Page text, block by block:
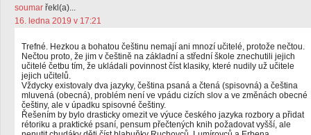
soumar řekl(a)...
16. ledna 2019 v 17:21
Trefné. Hezkou a bohatou češtinu nemají ani mnozí učitelé, protože nečtou.
Nečtou proto, že jim v češtině na základní a střední škole znechutili jejich
učitelé četbu tím, že ukládali povinnost číst klasiky, které nudily už učitele
jejich učitelů.
Vždycky existovaly dva jazyky, čeština psaná a čtená (spisovná) a čeština
mluvená (obecná), problém není ve vpádu cizích slov a ve změnách obecné
češtiny, ale v úpadku spisovné češtiny.
Řešením by bylo drasticky omezit ve výuce českého jazyka rozbory a přidat
rétoriku a praktické psaní, pensum přečtených knih požadovat vyšší, ale